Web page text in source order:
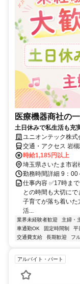
医療機器商社の
土日休みで私生活も充
ユニオンテック株
交通・アクセス 岩
時給1,185円以上
埼玉県さいたま市岩
勤務時間詳細 9：
仕事内容 ✅17時ま
との時間も大切にで
子育てが落ち着い
活...
業界未経験者歓迎 主婦・
車通勤OK
固定時間制 平
交通費支給
長期歓迎 フ
アルバイト・パート